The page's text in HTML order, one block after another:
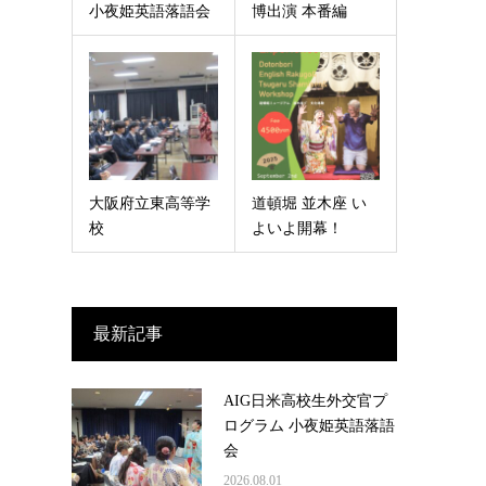
小夜姫英語落語会
博出演 本番編
大阪府立東高等学
校
道頓堀 並木座 い
よいよ開幕！
最新記事
AIG日米高校生外交官プ
ログラム 小夜姫英語落語
会
2026.08.01